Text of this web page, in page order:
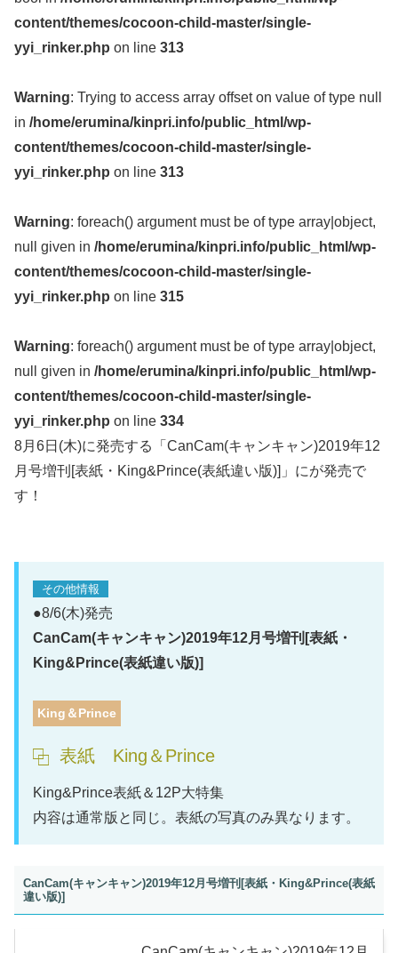
content/themes/cocoon-child-master/single-
yyi_rinker.php on line 313
Warning: Trying to access array offset on value of type null
in /home/erumina/kinpri.info/public_html/wp-
content/themes/cocoon-child-master/single-
yyi_rinker.php on line 313
Warning: foreach() argument must be of type array|object,
null given in /home/erumina/kinpri.info/public_html/wp-
content/themes/cocoon-child-master/single-
yyi_rinker.php on line 315
Warning: foreach() argument must be of type array|object,
null given in /home/erumina/kinpri.info/public_html/wp-
content/themes/cocoon-child-master/single-
yyi_rinker.php on line 334
8月6日(木)に発売する「CanCam(キャンキャン)2019年12
月号増刊[表紙・King&Prince(表紙違い版)]」にが発売で
す！
その他情報
●8/6(木)発売
CanCam(キャンキャン)2019年12月号増刊[表紙・
King&Prince(表紙違い版)]
King＆Prince
表紙 King＆Prince
King&Prince表紙＆12P大特集
内容は通常版と同じ。表紙の写真のみ異なります。
CanCam(キャンキャン)2019年12月号増刊[表紙・King&Prince(表紙
違い版)]